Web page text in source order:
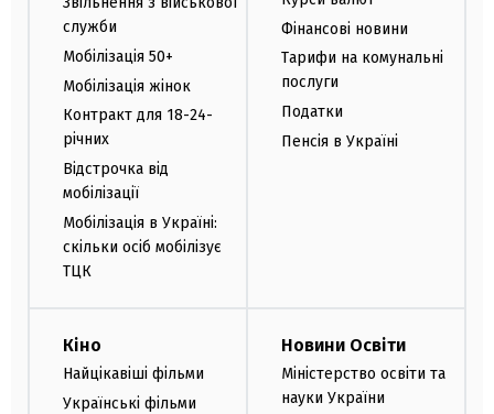
служби
Мобілізація 50+
Мобілізація жінок
Контракт для 18-24-
річних
Відстрочка від
мобілізації
Мобілізація в Україні:
скільки осіб мобілізує
ТЦК
Фінансові новини
Тарифи на комунальні
послуги
Податки
Пенсія в Україні
Кіно
Найцікавіші фільми
Українські фільми
Новини Освіти
Міністерство освіти та
науки України